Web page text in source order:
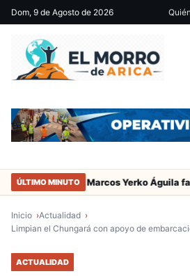
Dom, 9 de Agosto de 2026
ÚLTIMO MINUTO
de San Marcos Yerko Águila
Inicio
Actualidad
Limpian el Chungará con apoyo de
ACTUALIDAD